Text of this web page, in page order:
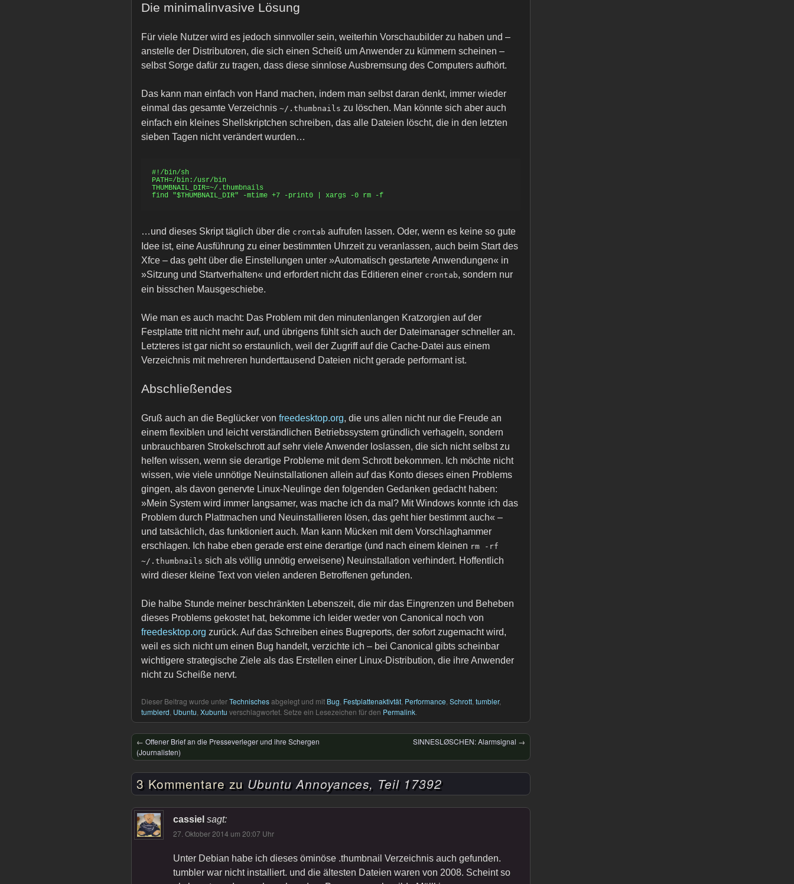
Die minimalinvasive Lösung
Für viele Nutzer wird es jedoch sinnvoller sein, weiterhin Vorschaubilder zu haben und –
anstelle der Distributoren, die sich einen Scheiß um Anwender zu kümmern scheinen –
selbst Sorge dafür zu tragen, dass diese sinnlose Ausbremsung des Computers aufhört.
Das kann man einfach von Hand machen, indem man selbst daran denkt, immer wieder
einmal das gesamte Verzeichnis ~/.thumbnails zu löschen. Man könnte sich aber auch
einfach ein kleines Shellskriptchen schreiben, das alle Dateien löscht, die in den letzten
sieben Tagen nicht verändert wurden…
#!/bin/sh
PATH=/bin:/usr/bin
THUMBNAIL_DIR=~/.thumbnails
…und dieses Skript täglich über die crontab aufrufen lassen. Oder, wenn es keine so gute
Idee ist, eine Ausführung zu einer bestimmten Uhrzeit zu veranlassen, auch beim Start des
Xfce – das geht über die Einstellungen unter »Automatisch gestartete Anwendungen« in
»Sitzung und Startverhalten« und erfordert nicht das Editieren einer crontab, sondern nur
ein bisschen Mausgeschiebe.
Wie man es auch macht: Das Problem mit den minutenlangen Kratzorgien auf der
Festplatte tritt nicht mehr auf, und übrigens fühlt sich auch der Dateimanager schneller an.
Letzteres ist gar nicht so erstaunlich, weil der Zugriff auf die Cache-Datei aus einem
Verzeichnis mit mehreren hunderttausend Dateien nicht gerade performant ist.
Abschließendes
Gruß auch an die Beglücker von freedesktop.org, die uns allen nicht nur die Freude an
einem flexiblen und leicht verständlichen Betriebssystem gründlich verhageln, sondern
unbrauchbaren Strokelschrott auf sehr viele Anwender loslassen, die sich nicht selbst zu
helfen wissen, wenn sie derartige Probleme mit dem Schrott bekommen. Ich möchte nicht
wissen, wie viele unnötige Neuinstallationen allein auf das Konto dieses einen Problems
gingen, als davon genervte Linux-Neulinge den folgenden Gedanken gedacht haben:
»Mein System wird immer langsamer, was mache ich da mal? Mit Windows konnte ich das
Problem durch Plattmachen und Neuinstallieren lösen, das geht hier bestimmt auch« –
und tatsächlich, das funktioniert auch. Man kann Mücken mit dem Vorschlaghammer
erschlagen. Ich habe eben gerade erst eine derartige (und nach einem kleinen rm -rf
~/.thumbnails sich als völlig unnötig erweisene) Neuinstallation verhindert. Hoffentlich
wird dieser kleine Text von vielen anderen Betroffenen gefunden.
Die halbe Stunde meiner beschränkten Lebenszeit, die mir das Eingrenzen und Beheben
dieses Problems gekostet hat, bekomme ich leider weder von Canonical noch von
freedesktop.org zurück. Auf das Schreiben eines Bugreports, der sofort zugemacht wird,
weil es sich nicht um einen Bug handelt, verzichte ich – bei Canonical gibts scheinbar
wichtigere strategische Ziele als das Erstellen einer Linux-Distribution, die ihre Anwender
nicht zu Scheiße nervt.
Dieser Beitrag wurde unterTechnischesabgelegt und mit Bug Festplattenaktivtät Performance Schrott tumbler,
tumblerd Ubuntu Xubuntu verschlagwortet. Setze ein Lesezeichen für den Permalink
← Offener Brief an die Presseverleger und ihre Schergen
(Journalisten)
SINNESLØSCHEN: Alarmsignal →
3 Kommentare zu Ubuntu Annoyances, Teil 17392
cassiel sagt:
27. Oktober 2014 um 20:07 Uhr
Unter Debian habe ich dieses öminöse .thumbnail Verzeichnis auch gefunden.
tumbler war nicht installiert. und die ältesten Dateien waren von 2008. Scheint so